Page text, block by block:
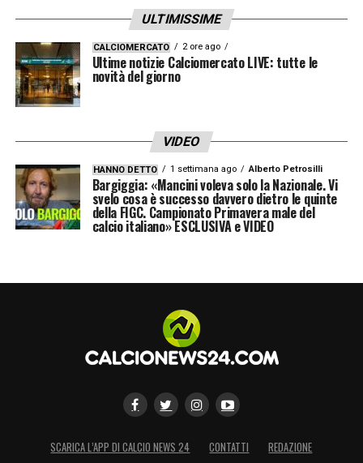
ULTIMISSIME
CALCIOMERCATO 2 ore ago
Ultime notizie Calciomercato LIVE: tutte le
novità del giorno
VIDEO
HANNO DETTO 1 settimana ago Alberto Petrosilli
Bargiggia: «Mancini voleva solo la Nazionale. Vi
svelo cosa è successo davvero dietro le quinte
della FIGC. Campionato Primavera male del
calcio italiano» ESCLUSIVA e VIDEO
SCARICA L’APP DI CALCIO NEWS 24 CONTATTI
REDAZIONE